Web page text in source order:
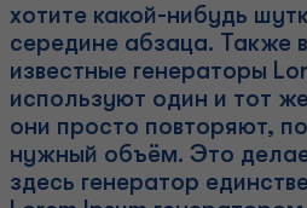
хотите какой-нибудь
середине абзаца. Также
известные генераторы
используют один и тот
они просто повторяют,
нужный объём. Это
здесь генератор